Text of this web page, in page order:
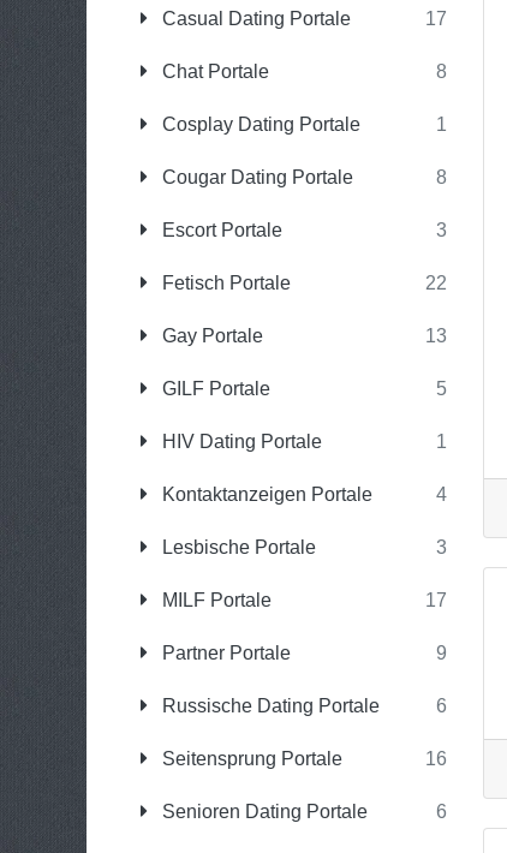
Casual Dating Portale 17
Chat Portale 8
Cosplay Dating Portale 1
Cougar Dating Portale 8
Escort Portale 3
Fetisch Portale 22
Gay Portale 13
GILF Portale 5
HIV Dating Portale 1
Kontaktanzeigen Portale 4
Lesbische Portale 3
MILF Portale 17
Partner Portale 9
Russische Dating Portale 6
Seitensprung Portale 16
Senioren Dating Portale 6